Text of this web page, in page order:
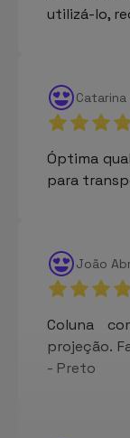
utilizá-lo,
Catarina
Óptima
para
João
Coluna
projeção.
- Preto